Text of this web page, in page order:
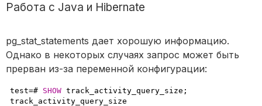
Работа с Java и Hibernate
pg_stat_statements дает хорошую информацию.
Однако в некоторых случаях запрос может быть
прерван из-за переменной конфигурации:
test=# SHOW track_activity_query_size;